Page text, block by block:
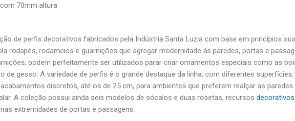
70mm altura
de perfis decorativos fabricados pela Indústria Santa Luzia com base em princípios
rodapés, rodameios e guarnições que agregar modernidade às paredes, portas e
podem perfeitamente ser utilizados parar criar ornamentos especiais como as
gesso. A variedade de perfis é o grande destaque da linha, com diferentes
discretos, até os de 25 cm, para ambientes que preferem realçar as
A coleção possui ainda seis modelos de sócalos e duas rosetas, recursos decorativos
extremidades de portas e passagens.